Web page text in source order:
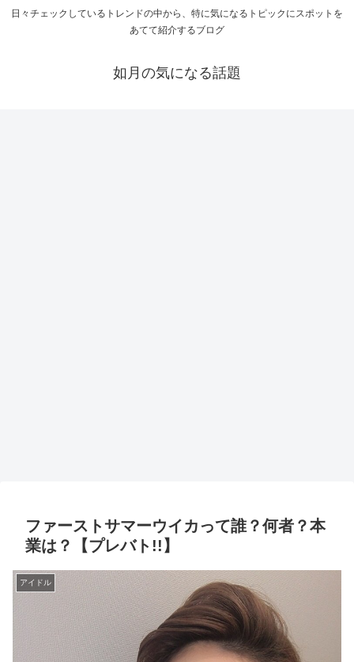
日々チェックしているトレンドの中から、特に気になるトピックにスポットを
あてて紹介するブログ
如月の気になる話題
ファーストサマーウイカって誰？何者？本
業は？【プレバト!!】
アイドル